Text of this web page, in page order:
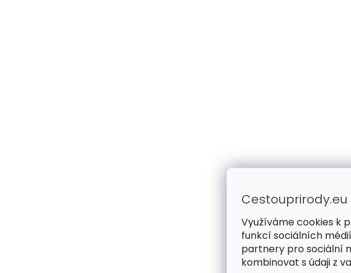
Využíváme cookies k
funkcí sociálních
partnery pro sociální
kombinovat s údaji z